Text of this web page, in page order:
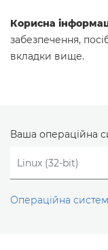
Корисна
забезпечення,
вкладки вище.
Ваша операційна
Операційна